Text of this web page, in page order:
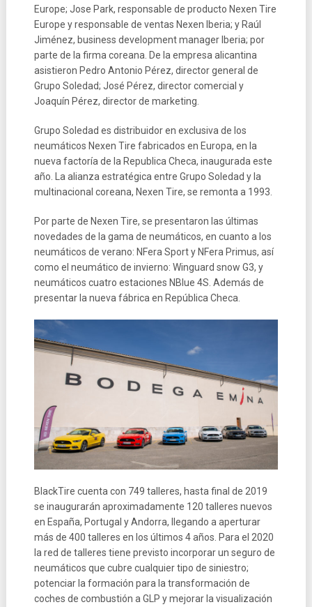
Europe; Jose Park, responsable de producto Nexen Tire
Europe y responsable de ventas Nexen Iberia; y Raúl
Jiménez, business development manager Iberia; por
parte de la firma coreana. De la empresa alicantina
asistieron Pedro Antonio Pérez, director general de
Grupo Soledad; José Pérez, director comercial y
Joaquín Pérez, director de marketing.
Grupo Soledad es distribuidor en exclusiva de los
neumáticos Nexen Tire fabricados en Europa, en la
nueva factoría de la Republica Checa, inaugurada este
año. La alianza estratégica entre Grupo Soledad y la
multinacional coreana, Nexen Tire, se remonta a 1993.
Por parte de Nexen Tire, se presentaron las últimas
novedades de la gama de neumáticos, en cuanto a los
neumáticos de verano: NFera Sport y NFera Primus, así
como el neumático de invierno: Winguard snow G3, y
neumáticos cuatro estaciones NBlue 4S. Además de
presentar la nueva fábrica en República Checa.
BlackTire cuenta con 749 talleres, hasta final de 2019
se inaugurarán aproximadamente 120 talleres nuevos
en España, Portugal y Andorra, llegando a aperturar
más de 400 talleres en los últimos 4 años. Para el 2020
la red de talleres tiene previsto incorporar un seguro de
neumáticos que cubre cualquier tipo de siniestro;
potenciar la formación para la transformación de
coches de combustión a GLP y mejorar la visualización